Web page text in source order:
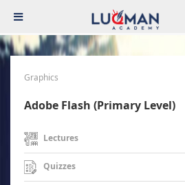
Graphics
Adobe Flash (Primary Level)
Lectures
Quizzes